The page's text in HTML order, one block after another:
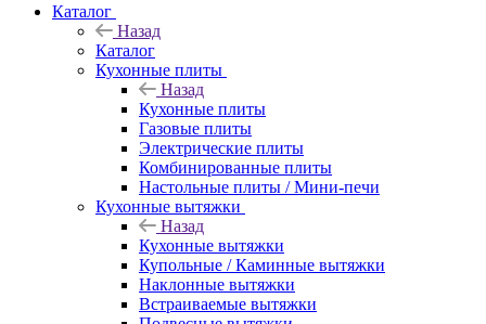
Каталог
Назад
Каталог
Кухонные плиты
Назад
Кухонные плиты
Газовые плиты
Электрические плиты
Комбинированные плиты
Настольные плиты / Мини-печи
Кухонные вытяжки
Назад
Кухонные вытяжки
Купольные / Каминные вытяжки
Наклонные вытяжки
Встраиваемые вытяжки